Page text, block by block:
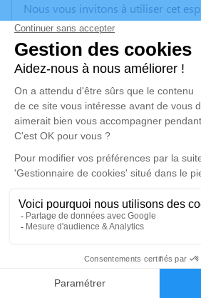
Faire-part
Nous vous invitons à utiliser cet
vos condoléances, partager des
anecdote ou exprimer vos pensées à
poèmes ou des textes. Cet endroit
d'expression dédié à honorer la
CHARPENTIER.
Un service de plantation d’arbre
disponible ici.
Cérémonie religieuse
Église d'Ajain
18 Rue de l'Église